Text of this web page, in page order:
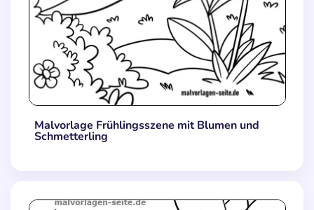
Malvorlage Frühlingsszene mit Blumen und
Schmetterling